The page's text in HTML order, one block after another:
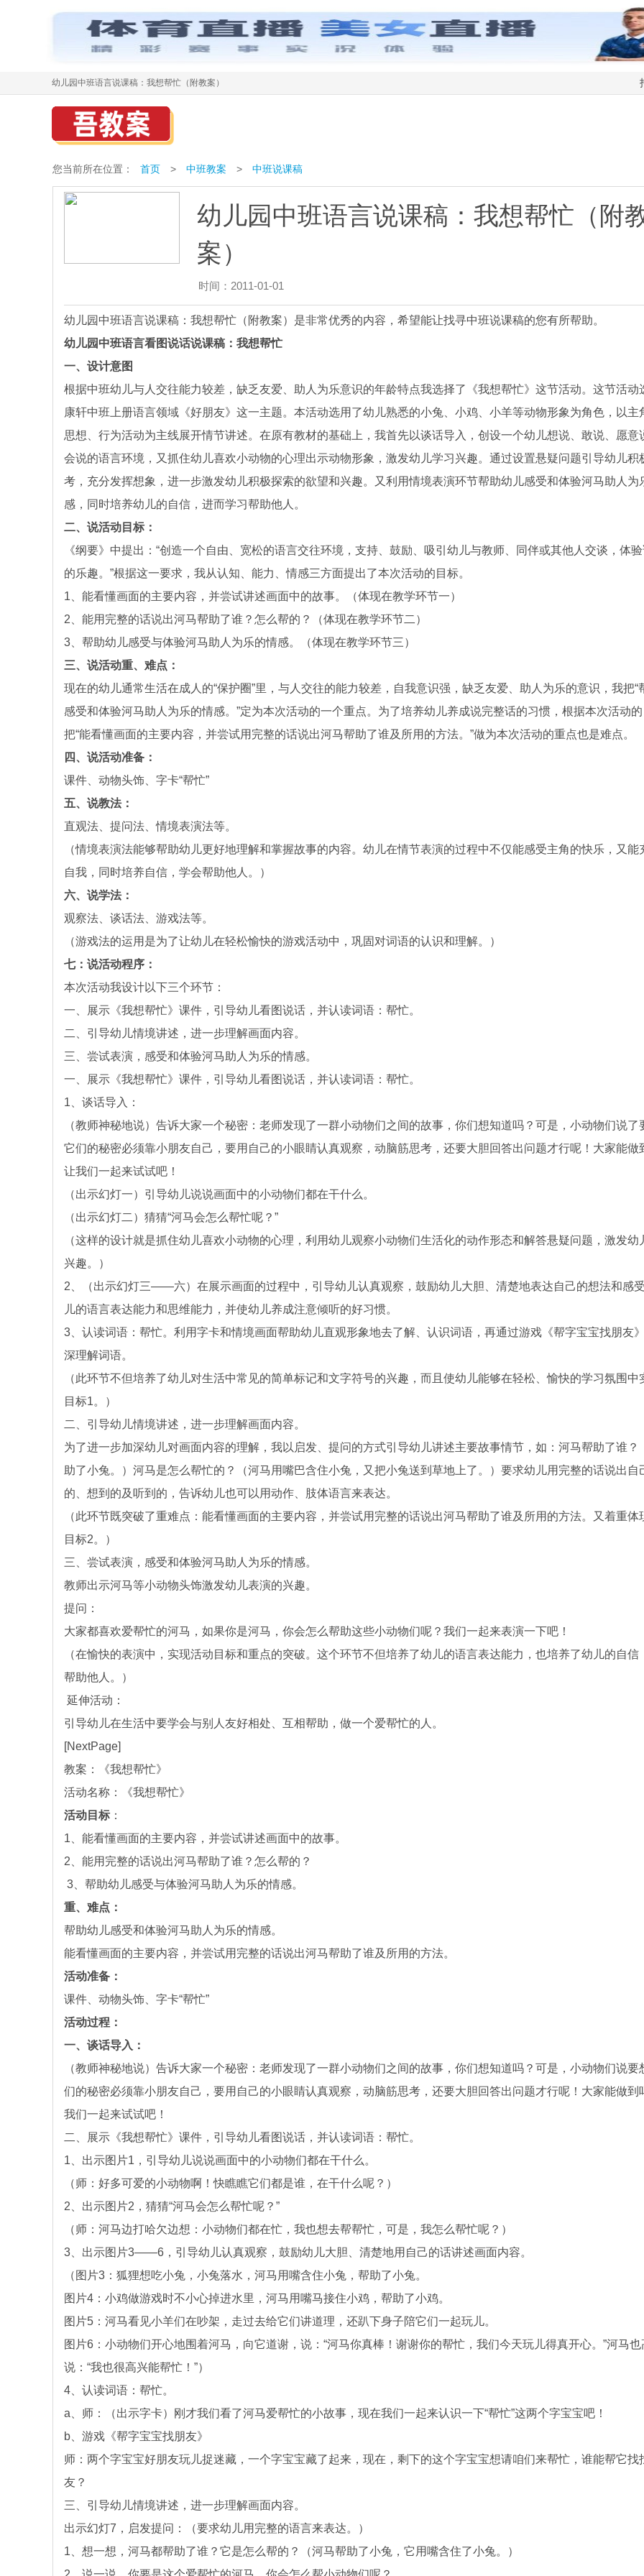
幼儿园中班语言说课稿：我想帮忙（附教案）
您当前所在位置： 首页 > 中班教案 > 中班说课稿
幼儿园中班语言说课稿：我想帮忙（附
案）
时间：2011-01-01
幼儿园中班语言说课稿：我想帮忙（附教案）是非常优秀的内容，希望能让找寻中班说课稿的您有所帮助。
幼儿园中班语言看图说话说课稿：我想帮忙
一、设计意图
根据中班幼儿与人交往能力较差，缺乏友爱、助人为乐意识的年龄特点我选择了《我想帮忙》这节活动。这节活动
康轩中班上册语言领域《好朋友》这一主题。本活动选用了幼儿熟悉的小兔、小鸡、小羊等动物形象为角色，以主
思想、行为活动为主线展开情节讲述。在原有教材的基础上，我首先以谈话导入，创设一个幼儿想说、敢说、愿意
会说的语言环境，又抓住幼儿喜欢小动物的心理出示动物形象，激发幼儿学习兴趣。通过设置悬疑问题引导幼儿积
考，充分发挥想象，进一步激发幼儿积极探索的欲望和兴趣。又利用情境表演环节帮助幼儿感受和体验河马助人为
感，同时培养幼儿的自信，进而学习帮助他人。
二、说活动目标：
《纲要》中提出：“创造一个自由、宽松的语言交往环境，支持、鼓励、吸引幼儿与教师、同伴或其他人交谈，体
的乐趣。”根据这一要求，我从认知、能力、情感三方面提出了本次活动的目标。
1、能看懂画面的主要内容，并尝试讲述画面中的故事。（体现在教学环节一）
2、能用完整的话说出河马帮助了谁？怎么帮的？（体现在教学环节二）
3、帮助幼儿感受与体验河马助人为乐的情感。（体现在教学环节三）
三、说活动重、难点：
现在的幼儿通常生活在成人的“保护圈”里，与人交往的能力较差，自我意识强，缺乏友爱、助人为乐的意识，我把“
感受和体验河马助人为乐的情感。”定为本次活动的一个重点。为了培养幼儿养成说完整话的习惯，根据本次活动
把“能看懂画面的主要内容，并尝试用完整的话说出河马帮助了谁及所用的方法。”做为本次活动的重点也是难点。
四、说活动准备：
课件、动物头饰、字卡“帮忙”
五、说教法：
直观法、提问法、情境表演法等。
（情境表演法能够帮助幼儿更好地理解和掌握故事的内容。幼儿在情节表演的过程中不仅能感受主角的快乐，又能
自我，同时培养自信，学会帮助他人。）
六、说学法：
观察法、谈话法、游戏法等。
（游戏法的运用是为了让幼儿在轻松愉快的游戏活动中，巩固对词语的认识和理解。）
七：说活动程序：
本次活动我设计以下三个环节：
一、展示《我想帮忙》课件，引导幼儿看图说话，并认读词语：帮忙。
二、引导幼儿情境讲述，进一步理解画面内容。
三、尝试表演，感受和体验河马助人为乐的情感。
一、展示《我想帮忙》课件，引导幼儿看图说话，并认读词语：帮忙。
1、谈话导入：
（教师神秘地说）告诉大家一个秘密：老师发现了一群小动物们之间的故事，你们想知道吗？可是，小动物们说了
它们的秘密必须靠小朋友自己，要用自己的小眼睛认真观察，动脑筋思考，还要大胆回答出问题才行呢！大家能做
让我们一起来试试吧！
（出示幻灯一）引导幼儿说说画面中的小动物们都在干什么。
（出示幻灯二）猜猜“河马会怎么帮忙呢？”
（这样的设计就是抓住幼儿喜欢小动物的心理，利用幼儿观察小动物们生活化的动作形态和解答悬疑问题，激发幼
兴趣。）
2、（出示幻灯三——六）在展示画面的过程中，引导幼儿认真观察，鼓励幼儿大胆、清楚地表达自己的想法和感
儿的语言表达能力和思维能力，并使幼儿养成注意倾听的好习惯。
3、认读词语：帮忙。利用字卡和情境画面帮助幼儿直观形象地去了解、认识词语，再通过游戏《帮字宝宝找朋友
深理解词语。
（此环节不但培养了幼儿对生活中常见的简单标记和文字符号的兴趣，而且使幼儿能够在轻松、愉快的学习氛围中
目标1。）
二、引导幼儿情境讲述，进一步理解画面内容。
为了进一步加深幼儿对画面内容的理解，我以启发、提问的方式引导幼儿讲述主要故事情节，如：河马帮助了谁？
助了小兔。）河马是怎么帮忙的？（河马用嘴巴含住小兔，又把小兔送到草地上了。）要求幼儿用完整的话说出自
的、想到的及听到的，告诉幼儿也可以用动作、肢体语言来表达。
（此环节既突破了重难点：能看懂画面的主要内容，并尝试用完整的话说出河马帮助了谁及所用的方法。又着重体
目标2。）
三、尝试表演，感受和体验河马助人为乐的情感。
教师出示河马等小动物头饰激发幼儿表演的兴趣。
提问：
大家都喜欢爱帮忙的河马，如果你是河马，你会怎么帮助这些小动物们呢？我们一起来表演一下吧！
（在愉快的表演中，实现活动目标和重点的突破。这个环节不但培养了幼儿的语言表达能力，也培养了幼儿的自信
帮助他人。）
延伸活动：
引导幼儿在生活中要学会与别人友好相处、互相帮助，做一个爱帮忙的人。
[NextPage]
教案：《我想帮忙》
活动名称：《我想帮忙》
活动目标 ：
1、能看懂画面的主要内容，并尝试讲述画面中的故事。
2、能用完整的话说出河马帮助了谁？怎么帮的？
3、帮助幼儿感受与体验河马助人为乐的情感。
重、难点：
帮助幼儿感受和体验河马助人为乐的情感。
能看懂画面的主要内容，并尝试用完整的话说出河马帮助了谁及所用的方法。
活动准备：
课件、动物头饰、字卡“帮忙”
活动过程：
一、谈话导入：
（教师神秘地说）告诉大家一个秘密：老师发现了一群小动物们之间的故事，你们想知道吗？可是，小动物们说要
们的秘密必须靠小朋友自己，要用自己的小眼睛认真观察，动脑筋思考，还要大胆回答出问题才行呢！大家能做到
我们一起来试试吧！
二、展示《我想帮忙》课件，引导幼儿看图说话，并认读词语：帮忙。
1、出示图片1，引导幼儿说说画面中的小动物们都在干什么。
（师：好多可爱的小动物啊！快瞧瞧它们都是谁，在干什么呢？）
2、出示图片2，猜猜“河马会怎么帮忙呢？”
（师：河马边打哈欠边想：小动物们都在忙，我也想去帮帮忙，可是，我怎么帮忙呢？）
3、出示图片3——6，引导幼儿认真观察，鼓励幼儿大胆、清楚地用自己的话讲述画面内容。
（图片3：狐狸想吃小兔，小兔落水，河马用嘴含住小兔，帮助了小兔。
图片4：小鸡做游戏时不小心掉进水里，河马用嘴马接住小鸡，帮助了小鸡。
图片5：河马看见小羊们在吵架，走过去给它们讲道理，还趴下身子陪它们一起玩儿。
图片6：小动物们开心地围着河马，向它道谢，说：“河马你真棒！谢谢你的帮忙，我们今天玩儿得真开心。”河马
说：“我也很高兴能帮忙！”）
4、认读词语：帮忙。
a、师：（出示字卡）刚才我们看了河马爱帮忙的小故事，现在我们一起来认识一下“帮忙”这两个字宝宝吧！
b、游戏《帮字宝宝找朋友》
师：两个字宝宝好朋友玩儿捉迷藏，一个字宝宝藏了起来，现在，剩下的这个字宝宝想请咱们来帮忙，谁能帮它找
友？
三、引导幼儿情境讲述，进一步理解画面内容。
出示幻灯7，启发提问：（要求幼儿用完整的语言来表达。）
1、想一想，河马都帮助了谁？它是怎么帮的？（河马帮助了小兔，它用嘴含住了小兔。）